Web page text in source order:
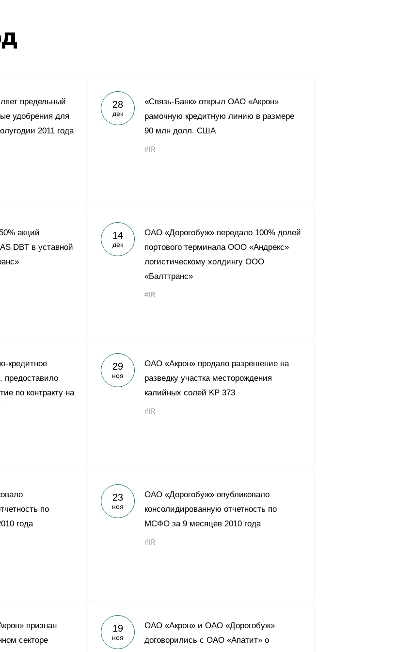
предельный
удобрения для
2011 года
28
дек
«Связь-Банк» открыл ОАО «Акрон»
рамочную кредитную линию в размере
90 млн долл. США
#IR
акций
DBT в уставной
14
дек
ОАО «Дорогобуж» передало 100% долей
портового терминала ООО «Андрекс»
логистическому холдингу ООО
«Балттранс»
#IR
кредитное
предоставило
по контракту на
29
ноя
ОАО «Акрон» продало разрешение на
разведку участка месторождения
калийных солей KP 373
#IR
по
года
23
ноя
ОАО «Дорогобуж» опубликовало
консолидированную отчетность по
МСФО за 9 месяцев 2010 года
#IR
признан
секторе
19
ноя
ОАО «Акрон» и ОАО «Дорогобуж»
договорились с ОАО «Апатит» о